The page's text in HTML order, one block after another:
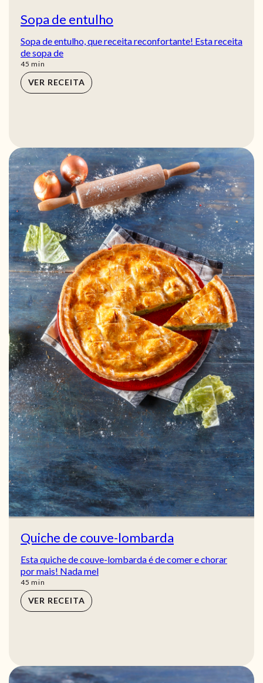
Sopa de entulho
Sopa de entulho, que receita reconfortante! Esta receita
de sopa de
45 min
min
VER RECEITA
Quiche de couve-lombarda
Esta quiche de couve-lombarda é de comer e chorar
por mais! Nada mel
45 min
min
VER RECEITA